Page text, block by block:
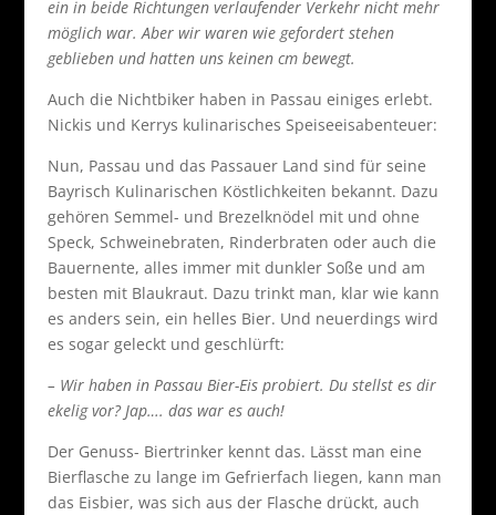
ein in beide Richtungen verlaufender Verkehr nicht mehr
möglich war. Aber wir waren wie gefordert stehen
geblieben und hatten uns keinen cm bewegt.
Auch die Nichtbiker haben in Passau einiges erlebt.
Nickis und Kerrys kulinarisches Speiseeisabenteuer:
Nun, Passau und das Passauer Land sind für seine
Bayrisch Kulinarischen Köstlichkeiten bekannt. Dazu
gehören Semmel- und Brezelknödel mit und ohne
Speck, Schweinebraten, Rinderbraten oder auch die
Bauernente, alles immer mit dunkler Soße und am
besten mit Blaukraut. Dazu trinkt man, klar wie kann
es anders sein, ein helles Bier. Und neuerdings wird
es sogar geleckt und geschlürft:
– Wir haben in Passau Bier-Eis probiert. Du stellst es dir
ekelig vor? Jap…. das war es auch!
Der Genuss- Biertrinker kennt das. Lässt man eine
Bierflasche zu lange im Gefrierfach liegen, kann man
das Eisbier, was sich aus der Flasche drückt, auch